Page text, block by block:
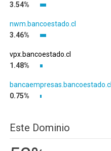
3.54%
nwm.bancoestado.cl
3.46%
vpx.bancoestado.cl
1.48%
bancaempresas.bancoestado.cl
0.75%
Este Dominio